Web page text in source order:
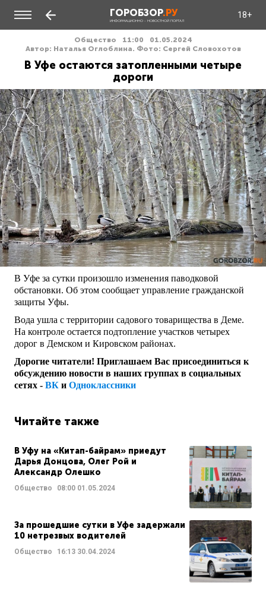
ГОРОБЗОР.РУ
ИНФОРМАЦИОННО - НОВОСТНОЙ ПОРТАЛ
18+
Общество 11:00
01.05.2024
Автор: Наталья Оглоблина. Фото: Сергей Словохотов
В Уфе остаются затопленными четыре
дороги
В Уфе за сутки произошло изменения паводковой
обстановки. Об этом сообщает управление гражданской
защиты Уфы.
Вода ушла с территории садового товарищества в Деме.
На контроле остается подтопление участков четырех
дорог в Демском и Кировском районах.
Дорогие читатели! Приглашаем Вас присоединиться к
обсуждению новости в наших группах в социальных
сетях - ВК и Одноклассники
Читайте также
В Уфу на «Китап-байрам» приедут
Дарья Донцова, Олег Рой и
Александр Олешко
Общество 08:00 01.05.2024
За прошедшие сутки в Уфе задержали
10 нетрезвых водителей
Общество 16:13 30.04.2024